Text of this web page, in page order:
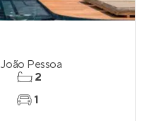
João Pessoa
2
1